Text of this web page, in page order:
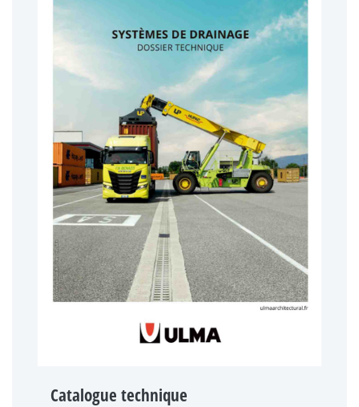
Catalogue technique